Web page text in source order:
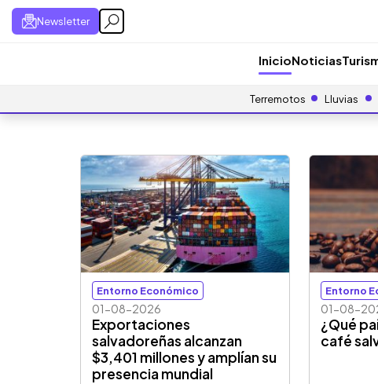
Newsletter
InicioNoticias
Terremotos Lluvias
Entorno Económico
01-08-2026
Exportaciones
salvadoreñas alcanzan
$3,401 millones y amplían su
presencia mundial
Entorno
01-08-
¿Qué
café